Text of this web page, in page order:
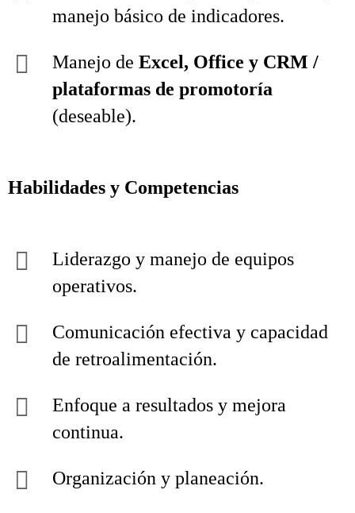
manejo básico de indicadores.
Manejo de Excel, Office y CRM /
plataformas de promotoría
(deseable).
Habilidades y Competencias
Liderazgo y manejo de equipos
operativos.
Comunicación efectiva y capacidad
de retroalimentación.
Enfoque a resultados y mejora
continua.
Organización y planeación.